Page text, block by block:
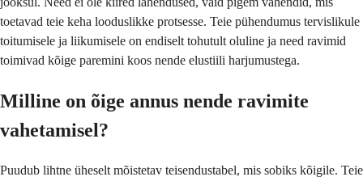
toetavad teie keha looduslikke protsesse. Teie pühendumus tervislikule
toitumisele ja liikumisele on endiselt tohutult oluline ja need ravimid
toimivad kõige paremini koos nende elustiili harjumustega.
Milline on õige annus nende ravimite
vahetamisel?
Puudub lihtne üheselt mõistetav teisendustabel, mis sobiks kõigile. Teie